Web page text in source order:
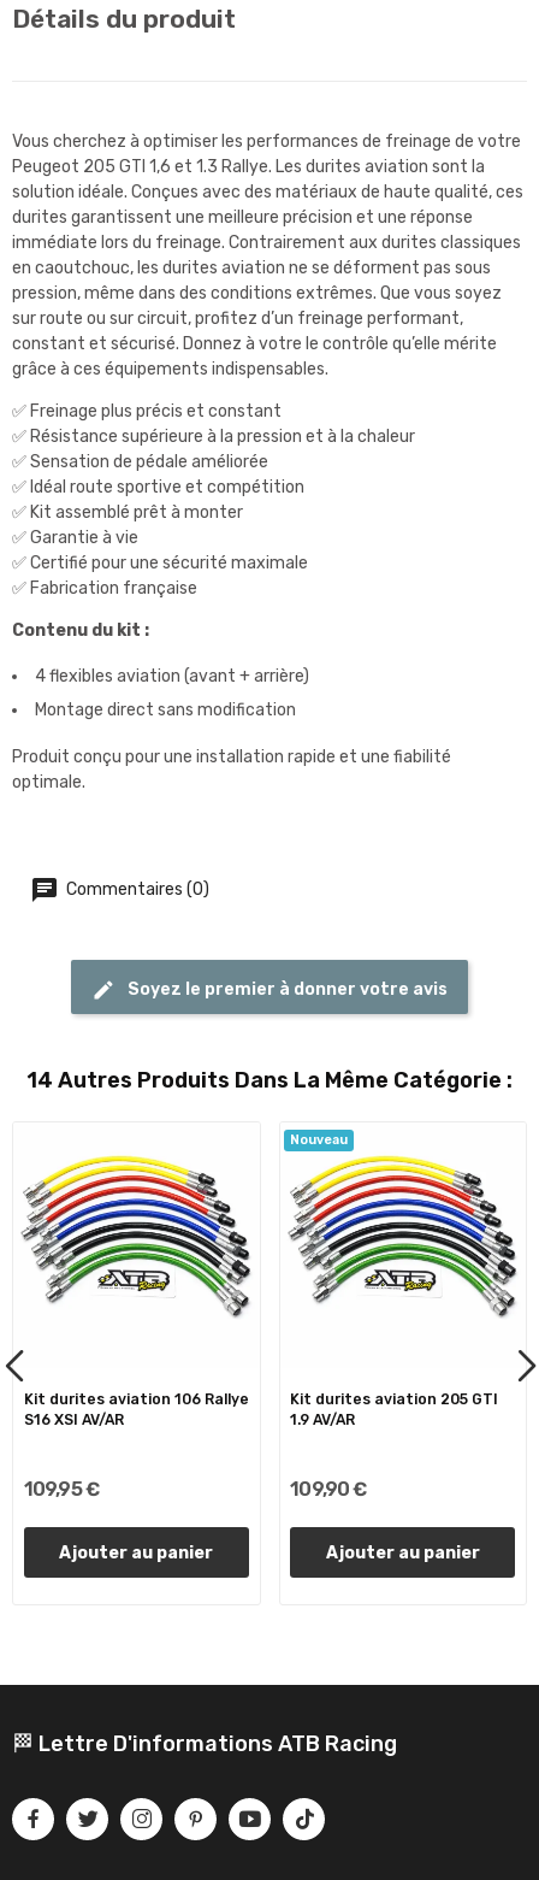
Détails du produit
Vous cherchez à optimiser les performances de freinage de votre
Peugeot 205 GTI 1,6 et 1.3 Rallye. Les durites aviation sont la
solution idéale. Conçues avec des matériaux de haute qualité, ces
durites garantissent une meilleure précision et une réponse
immédiate lors du freinage. Contrairement aux durites classiques
en caoutchouc, les durites aviation ne se déforment pas sous
pression, même dans des conditions extrêmes. Que vous soyez
sur route ou sur circuit, profitez d’un freinage performant,
constant et sécurisé. Donnez à votre le contrôle qu’elle mérite
grâce à ces équipements indispensables.
✅ Freinage plus précis et constant
✅ Résistance supérieure à la pression et à la chaleur
✅ Sensation de pédale améliorée
✅ Idéal route sportive et compétition
✅ Kit assemblé prêt à monter
✅ Garantie à vie
✅ Certifié pour une sécurité maximale
✅ Fabrication française
Contenu du kit :
4 flexibles aviation (avant + arrière)
Montage direct sans modification
Produit conçu pour une installation rapide et une fiabilité
optimale.
Commentaires (0)
Soyez le premier à donner votre avis
14 Autres Produits Dans La Même Catégorie :
Kit durites aviation 106 Rallye
S16 XSI AV/AR
109,95 €
Ajouter au panier
Nouveau
Kit durites aviation 205 GTI
1.9 AV/AR
109,90 €
Ajouter au panier
🏁 Lettre D'informations ATB Racing